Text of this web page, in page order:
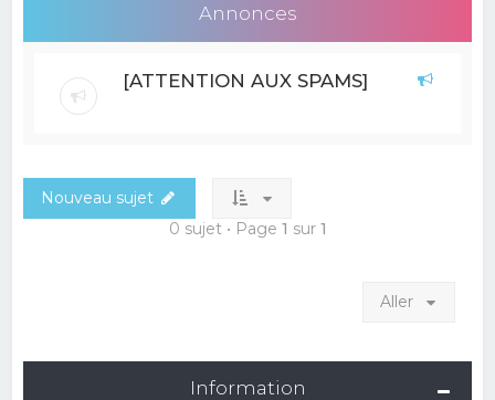
Annonces
[ATTENTION AUX SPAMS]
Nouveau sujet
0 sujet • Page 1 sur 1
Aller
Information